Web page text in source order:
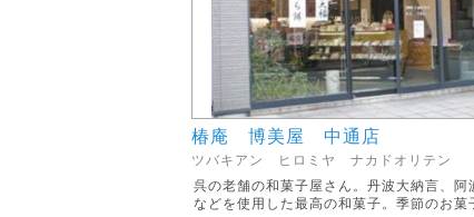
椿庵 博美屋 中通店
ツバキアン ヒロミヤ ナカドオリテン
呉の老舗の和菓子屋さん。丹波大納言、阿
などを使用した最高の和菓子。季節のお菓